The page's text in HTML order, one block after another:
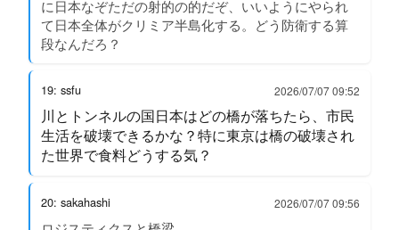
に日本なぞただの射的の的だぞ、いいようにやられ
て日本全体がクリミア半島化する。どう防衛する算
段なんだろ？
19: ssfu 2026/07/07 09:52
川とトンネルの国日本はどの橋が落ちたら、市民
生活を破壊できるかな？特に東京は橋の破壊され
た世界で食料どうする気？
20: sakahashi 2026/07/07 09:56